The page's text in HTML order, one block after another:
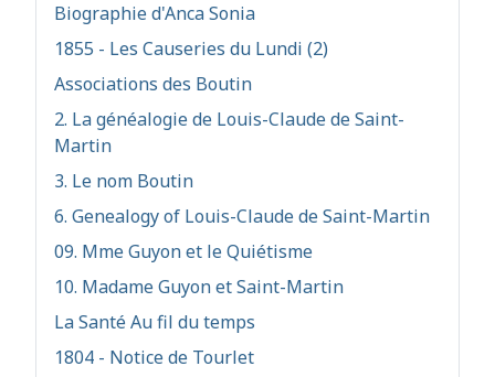
Biographie d'Anca Sonia
1855 - Les Causeries du Lundi (2)
Associations des Boutin
2. La généalogie de Louis-Claude de Saint-
Martin
3. Le nom Boutin
6. Genealogy of Louis-Claude de Saint-Martin
09. Mme Guyon et le Quiétisme
10. Madame Guyon et Saint-Martin
La Santé Au fil du temps
1804 - Notice de Tourlet